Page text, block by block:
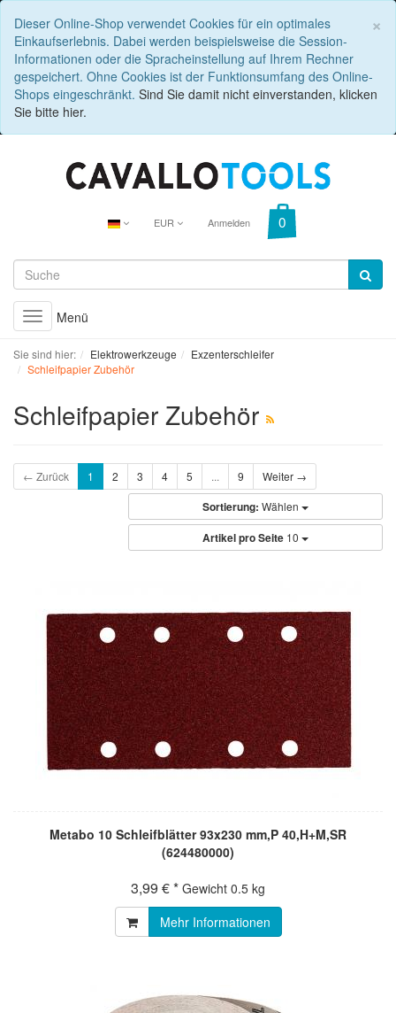
×
Dieser Online-Shop verwendet Cookies für ein optimales
Einkaufserlebnis. Dabei werden beispielsweise die Session-
Informationen oder die Spracheinstellung auf Ihrem Rechner
gespeichert. Ohne Cookies ist der Funktionsumfang des Online-
Shops eingeschränkt. Sind Sie damit nicht einverstanden, klicken
Sie bitte hier.
EUR Anmelden
Toggle
navigation
Menü
Sie sind hier: Elektrowerkzeuge
Exzenterschleifer
Schleifpapier Zubehör
Schleifpapier Zubehör
← Zurück 1 2 3 4 5 ... 9 Weiter →
Sortierung: Wählen
Artikel pro Seite 10
Metabo 10 Schleifblätter 93x230 mm,P 40,H+M,SR
(624480000)
3,99 € * Gewicht 0.5 kg
Mehr Informationen